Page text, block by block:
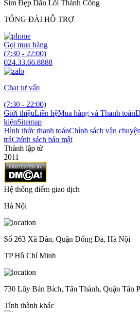
Sim Đẹp Dẫn Lối Thành Công
TỔNG ĐÀI HỖ TRỢ
Gọi mua hàng
(7:30 - 22:00)
024.33.66.8888
Chat tư vấn
(7:30 - 22:00)
Giới thiệuLiên hệMua hàng và Thanh toán
kiệnSitemap
Hình thức thanh toánChính sách vận chuyện
trảChính sách bảo mật
Thành lập từ
2011
Hệ thống điểm giao dịch
Hà Nội
Số 263 Xã Đàn, Quận Đống Đa, Hà Nội
TP Hồ Chí Minh
730 Lũy Bán Bích, Tân Thành, Quận Tân
Tỉnh thành khác